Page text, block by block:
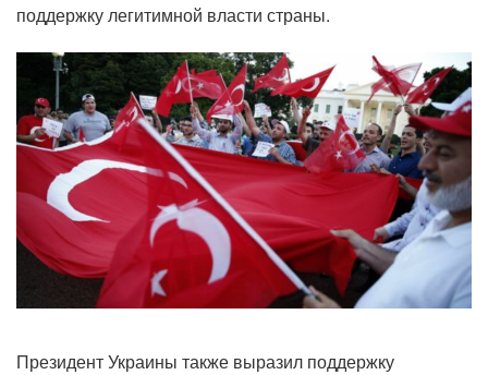
поддержку легитимной власти страны.
Президент Украины также выразил поддержку